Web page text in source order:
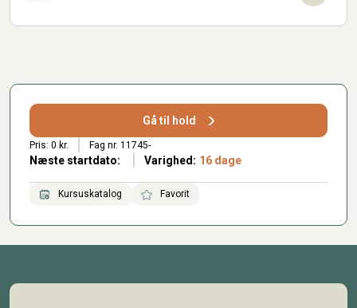
Gå til hold
Pris: 0 kr. Fag nr. 11745-
Næste startdato: Varighed: 16 dage
Kursuskatalog Favorit